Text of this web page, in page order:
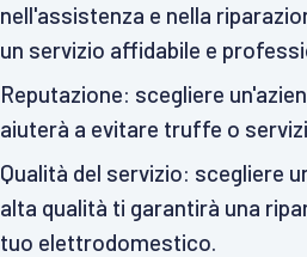
nell'assistenza e nella
un servizio affidabile e
Reputazione: scegliere
aiuterà a evitare truffe o
Qualità del servizio: scegliere
alta qualità ti garantirà una
tuo elettrodomestico.